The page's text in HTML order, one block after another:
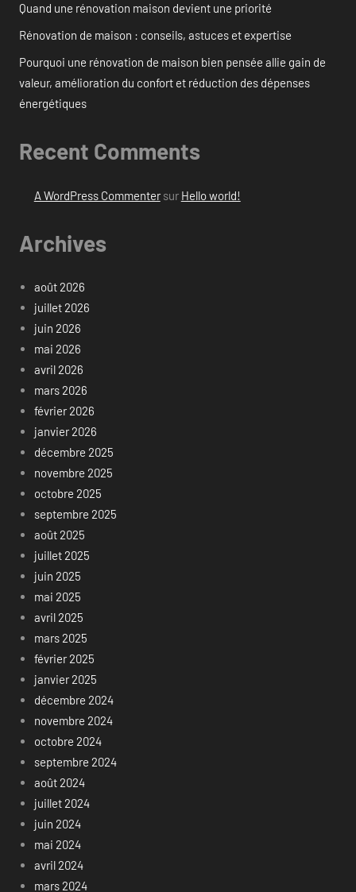
Quand une rénovation maison devient une priorité
Rénovation de maison : conseils, astuces et expertise
Pourquoi une rénovation de maison bien pensée allie gain de
valeur, amélioration du confort et réduction des dépenses
énergétiques
Recent Comments
A WordPress Commentersur Hello world!
Archives
août 2026
juillet 2026
juin 2026
mai 2026
avril 2026
mars 2026
février 2026
janvier 2026
décembre 2025
novembre 2025
octobre 2025
septembre 2025
août 2025
juillet 2025
juin 2025
mai 2025
avril 2025
mars 2025
février 2025
janvier 2025
décembre 2024
novembre 2024
octobre 2024
septembre 2024
août 2024
juillet 2024
juin 2024
mai 2024
avril 2024
mars 2024